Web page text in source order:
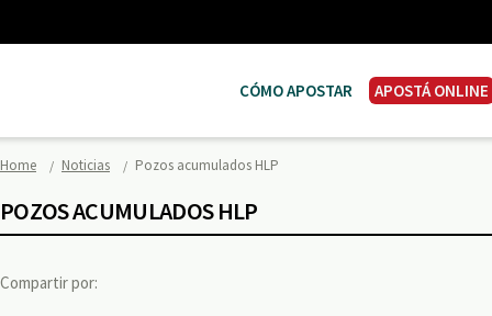
CÓMO APOSTAR APOSTÁ ONLINE
Home Noticias Pozos acumulados HLP
POZOS ACUMULADOS HLP
Compartir por: